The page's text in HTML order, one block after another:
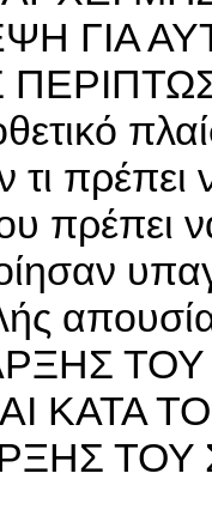
ΓΙΑ
τι πρέπει
πρέπει
ΚΑΤΑ